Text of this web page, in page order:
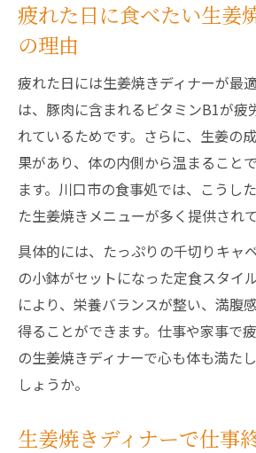
疲れた日に食べたい生姜
の理由
疲れた日には生姜焼きディナーが最
は、豚肉に含まれるビタミンB1が疲
れているためです。さらに、生姜の
果があり、体の内側から温まること
ます。川口市の食事処では、こうし
た生姜焼きメニューが多く提供されて
具体的には、たっぷりの千切りキャ
の小鉢がセットになった定食スタイ
により、栄養バランスが整い、満腹
得ることができます。仕事や家事で
の生姜焼きディナーで心も体も満た
しょうか。
生姜焼きディナーで仕事